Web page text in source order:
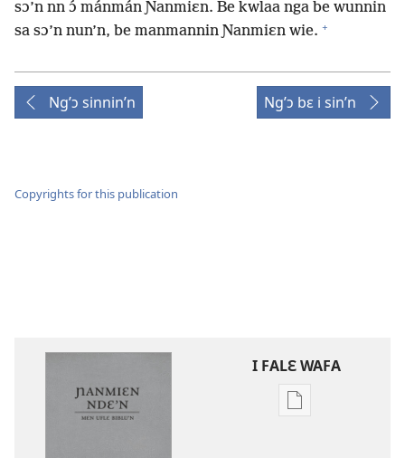
sɔ’n nn ɔ́ mánmán Ɲanmiɛn. Be kwlaa nga be wunnin
sa sɔ’n nun’n, be manmannin Ɲanmiɛn wie. +
Ng’ɔ sinnin’n Ng’ɔ bɛ i sin’n
Copyrights for this publication
I FALƐ WAFA
Nga